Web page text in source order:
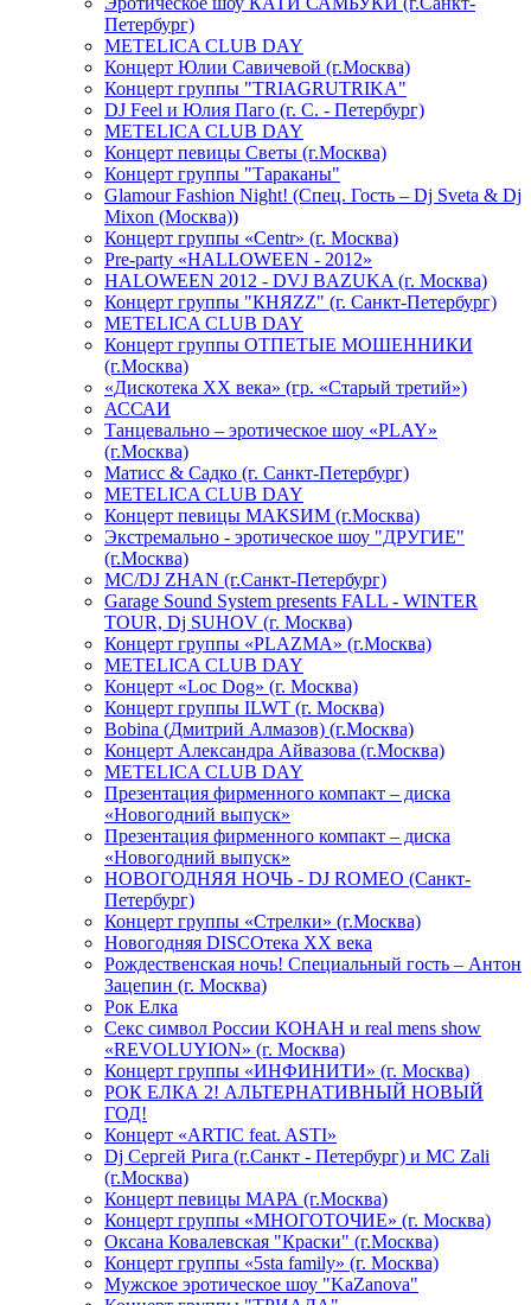
Петербург)
METELICA CLUB DAY
Концерт Юлии Савичевой (г.Москва)
Концерт группы "TRIAGRUTRIKA"
DJ Feel и Юлия Паго (г. С. - Петербург)
METELICA CLUB DAY
Концерт певицы Светы (г.Москва)
Концерт группы "Тараканы"
Glamour Fashion Night! (Спец. Гость – Dj Sveta & Dj
Mixon (Москва))
Концерт группы «Centr» (г. Москва)
Pre-party «HALLOWEEN - 2012»
HALOWEEN 2012 - DVJ BAZUKA (г. Москва)
Концерт группы "КНЯZZ" (г. Санкт-Петербург)
METELICA CLUB DAY
Концерт группы ОТПЕТЫЕ МОШЕННИКИ
(г.Москва)
«Дискотека ХХ века» (гр. «Старый третий»)
АССАИ
Танцевально – эротическое шоу «PLAY»
(г.Москва)
Матисс & Садко (г. Санкт-Петербург)
METELICA CLUB DAY
Концерт певицы МАКSИМ (г.Москва)
Экстремально - эротическое шоу "ДРУГИЕ"
(г.Москва)
МС/DJ ZHAN (г.Санкт-Петербург)
Garage Sound System presents FALL - WINTER
TOUR, Dj SUHOV (г. Москва)
Концерт группы «PLAZMA» (г.Москва)
METELICA CLUB DAY
Концерт «Loc Dog» (г. Москва)
Концерт группы ILWT (г. Москва)
Bobina (Дмитрий Алмазов) (г.Москва)
Концерт Александра Айвазова (г.Москва)
METELICA CLUB DAY
Презентация фирменного компакт – диска
«Новогодний выпуск»
Презентация фирменного компакт – диска
«Новогодний выпуск»
НОВОГОДНЯЯ НОЧЬ - DJ ROMEO (Санкт-
Петербург)
Концерт группы «Стрелки» (г.Москва)
Новогодняя DISCOтека ХХ века
Рождественская ночь! Специальный гость – Антон
Зацепин (г. Москва)
Рок Елка
Секс символ России КОНАН и real mens show
«REVOLUYION» (г. Москва)
Концерт группы «ИНФИНИТИ» (г. Москва)
РОК ЕЛКА 2! АЛЬТЕРНАТИВНЫЙ НОВЫЙ
ГОД!
Концерт «ARTIC feat. ASTI»
Dj Сергей Рига (г.Санкт - Петербург) и MC Zali
(г.Москва)
Концерт певицы МАРА (г.Москва)
Концерт группы «МНОГОТОЧИЕ» (г. Москва)
Оксана Ковалевская "Краски" (г.Москва)
Концерт группы «5sta family» (г. Москва)
Мужское эротическое шоу "KaZanova"